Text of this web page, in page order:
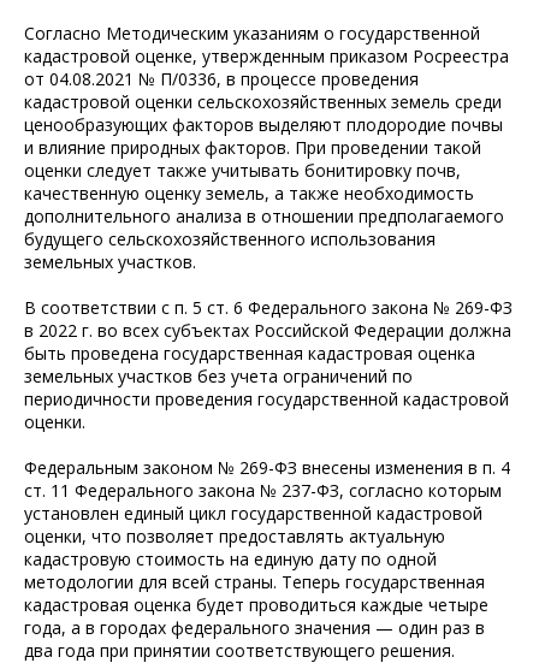
Согласно Методическим указаниям о государственной
кадастровой оценке, утвержденным приказом Росреестра
от 04.08.2021 № П/0336, в процессе проведения
кадастровой оценки сельскохозяйственных земель среди
ценообразующих факторов выделяют плодородие почвы
и влияние природных факторов. При проведении такой
оценки следует также учитывать бонитировку почв,
качественную оценку земель, а также необходимость
дополнительного анализа в отношении предполагаемого
будущего сельскохозяйственного использования
земельных участков.
В соответствии с п. 5 ст. 6 Федерального закона № 269-ФЗ
в 2022 г. во всех субъектах Российской Федерации должна
быть проведена государственная кадастровая оценка
земельных участков без учета ограничений по
периодичности проведения государственной кадастровой
оценки.
Федеральным законом № 269-ФЗ внесены изменения в п. 4
ст. 11 Федерального закона № 237-ФЗ, согласно которым
установлен единый цикл государственной кадастровой
оценки, что позволяет предоставлять актуальную
кадастровую стоимость на единую дату по одной
методологии для всей страны. Теперь государственная
кадастровая оценка будет проводиться каждые четыре
года, а в городах федерального значения — один раз в
два года при принятии соответствующего решения.